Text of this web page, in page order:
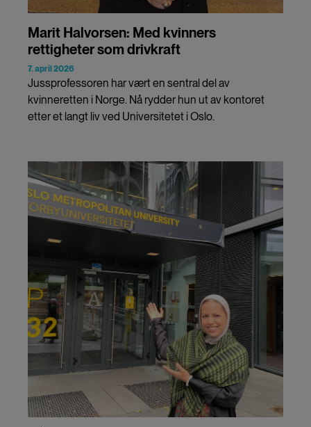
Marit Halvorsen: Med kvinners
rettigheter som drivkraft
7. april 2026
Jussprofessoren har vært en sentral del av
kvinneretten i Norge. Nå rydder hun ut av kontoret
etter et langt liv ved Universitetet i Oslo.